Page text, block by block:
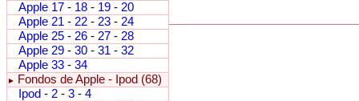
Apple 17 - 18 - 19 - 20
Apple 21 - 22 - 23 - 24
Apple 25 - 26 - 27 - 28
Apple 29 - 30 - 31 - 32
Apple 33 - 34
►
Fondos de Apple - Ipod (68)
Ipod - 2 - 3 - 4